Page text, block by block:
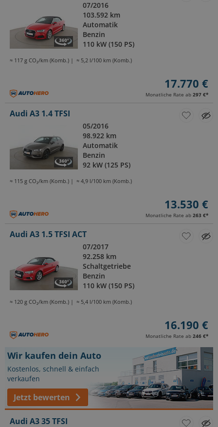
07/2016
103.592 km
Automatik
Benzin
110 kW (150 PS)
≈ 117 g CO₂/km (Komb.) ≈ 5,2 l/100 km (Komb.)
17.770 €
Monatliche Rate ab 297 €*
Audi A3 1.4 TFSI
05/2016
98.922 km
Automatik
Benzin
92 kW (125 PS)
≈ 115 g CO₂/km (Komb.) ≈ 4,9 l/100 km (Komb.)
13.530 €
Monatliche Rate ab 263 €*
Audi A3 1.5 TFSI ACT
07/2017
92.258 km
Schaltgetriebe
Benzin
110 kW (150 PS)
≈ 120 g CO₂/km (Komb.) ≈ 5,4 l/100 km (Komb.)
16.190 €
Monatliche Rate ab 246 €*
Wir kaufen dein Auto
Kostenlos, schnell & einfach
verkaufen
Jetzt bewerten
Audi A3 35 TFSI